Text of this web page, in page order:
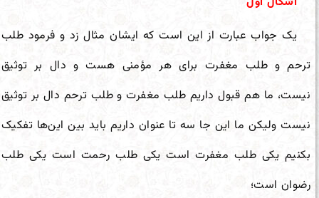
یک جواب عبارت از این است که ایشان مثال زد و فرمود طلب
ترحم و طلب مغفرت برای هر مؤمنی هست و دال بر توثیق
نیست، ما هم قبول داریم طلب مغفرت و طلب ترحم دال بر توثیق
نیست ولیکن ما این جا سه تا عنوان داریم باید بین این‌ها تفکیک
بکنیم یکی طلب مغفرت است یکی طلب رحمت است یکی طلب
رضوان است؛